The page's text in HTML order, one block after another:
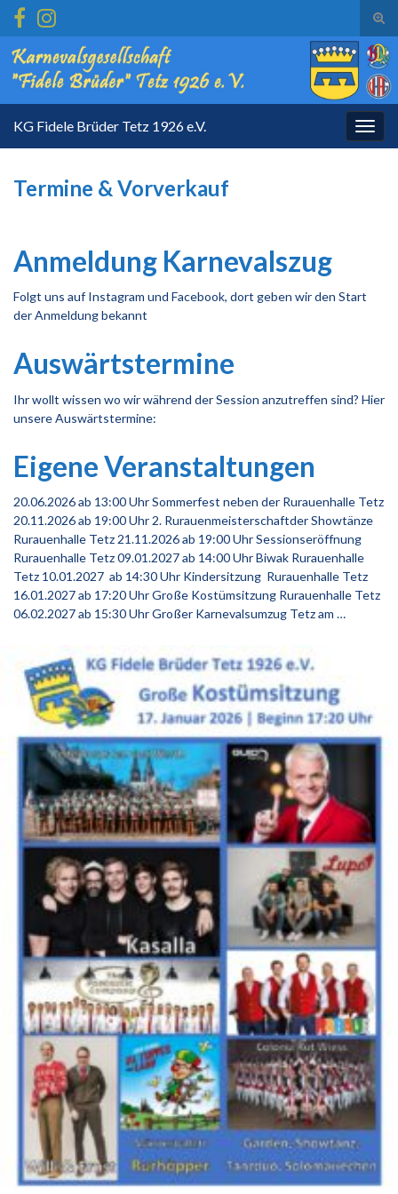
Search for:
KG Fidele Brüder Tetz 1926 e.V.
Termine & Vorverkauf
Anmeldung Karnevalszug
Folgt uns auf Instagram und Facebook, dort geben wir den Start
der Anmeldung bekannt
Auswärtstermine
Ihr wollt wissen wo wir während der Session anzutreffen sind? Hier
unsere Auswärtstermine:
Eigene Veranstaltungen
20.06.2026 ab 13:00 Uhr Sommerfest neben der Rurauenhalle Tetz
20.11.2026 ab 19:00 Uhr 2. Rurauenmeisterschaftder Showtänze
Rurauenhalle Tetz 21.11.2026 ab 19:00 Uhr Sessionseröffnung
Rurauenhalle Tetz 09.01.2027 ab 14:00 Uhr Biwak Rurauenhalle
Tetz 10.01.2027 ab 14:30 Uhr Kindersitzung Rurauenhalle Tetz
16.01.2027 ab 17:20 Uhr Große Kostümsitzung Rurauenhalle Tetz
06.02.2027 ab 15:30 Uhr Großer Karnevalsumzug Tetz am …